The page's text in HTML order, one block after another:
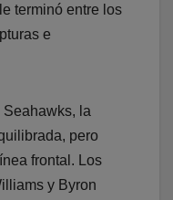
terminó entre los
e
la
pero
frontal. Los
y Byron